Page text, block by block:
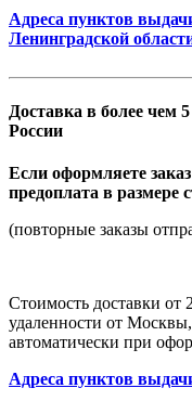
Адреса пунктов
Ленинградской
Доставка в более чем
России
Если оформляете
предоплата в размере
(повторные заказы
Стоимость доставки от
удаленности от
автоматически при
Адреса пунктов